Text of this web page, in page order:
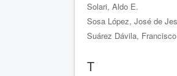
Solari, Aldo E.
Sosa López, José de
Suárez Dávila, Francisco
T